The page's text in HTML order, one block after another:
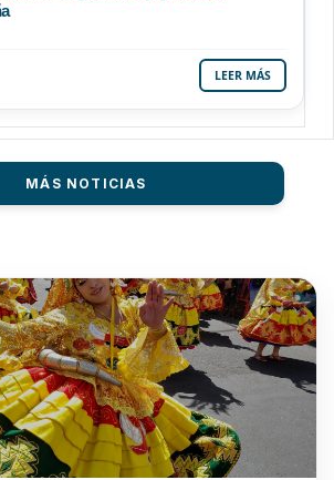
LEER MÁS
MÁS NOTICIAS